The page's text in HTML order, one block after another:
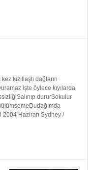
kızıllaştı dağların
işte öylece kıyılarda
dururSokulur
2004 Haziran Sydney /